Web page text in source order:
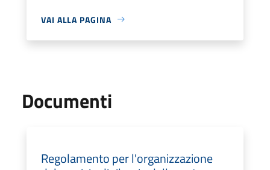
VAI ALLA PAGINA
Documenti
Regolamento per l'organizzazione